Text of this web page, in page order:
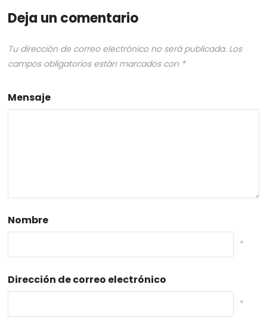
Deja un comentario
Tu dirección de correo electrónico no será publicada. Los
campos obligatorios están marcados con *
Mensaje
Nombre
*
Dirección de correo electrónico
*